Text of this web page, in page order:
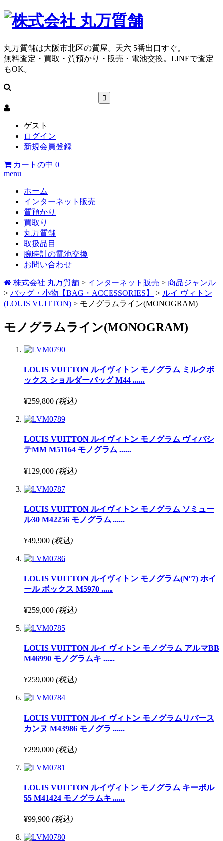
丸万質舗は大阪市北区の質屋。天六 5番出口すぐ。
無料査定・買取・質預かり・販売・電池交換。LINEで査定
もOK。
ゲスト
ログイン
新規会員登録
カートの中 0
menu
ホーム
インターネット販売
質預かり
買取り
丸万質舗
取扱品目
腕時計の電池交換
お問い合わせ
株式会社 丸万質舗 > インターネット販売 > 商品ジャンル
> バッグ・小物【BAG・ACCESSORIES】 > ルイ ヴィトン
(LOUIS VUITTON) > モノグラムライン(MONOGRAM)
モノグラムライン(MONOGRAM)
LOUIS VUITTON ルイヴィトン モノグラム ミルクボ
ックス ショルダーバッグ M44 ......
¥259,800 (税込)
LOUIS VUITTON ルイヴィトン モノグラム ヴィバシ
テMM M51164 モノグラム ......
¥129,000 (税込)
LOUIS VUITTON ルイヴィトン モノグラム ソミュー
ル30 M42256 モノグラム ......
¥49,900 (税込)
LOUIS VUITTON ルイヴィトン モノグラム(N°7) ホイ
ール ボックス M5970 ......
¥259,000 (税込)
LOUIS VUITTON ルイ ヴィトン モノグラム アルマBB
M46990 モノグラムキ ......
¥259,000 (税込)
LOUIS VUITTON ルイ ヴィトン モノグラムリバース
カンヌ M43986 モノグラ ......
¥299,000 (税込)
LOUIS VUITTON ルイヴィトン モノグラム キーポル
55 M41424 モノグラムキ ......
¥99,900 (税込)